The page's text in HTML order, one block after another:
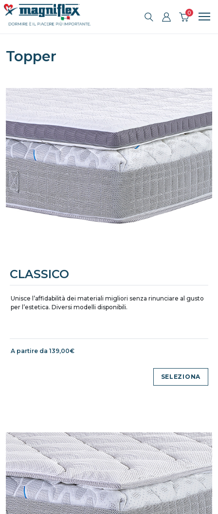
0
Topper
CLASSICO
Unisce l’affidabilità dei materiali migliori senza rinunciare al gusto
per l’estetica. Diversi modelli disponibili.
A partire da 139,00€
SELEZIONA